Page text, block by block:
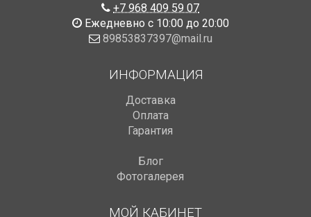
+7 968 409 59 07
Ежедневно с 10:00 до 20:00
89853837397@mail.ru
ИНФОРМАЦИЯ
Доставка
Оплата
Гарантия
Блог
Фотогалерея
МОЙ КАБИНЕТ